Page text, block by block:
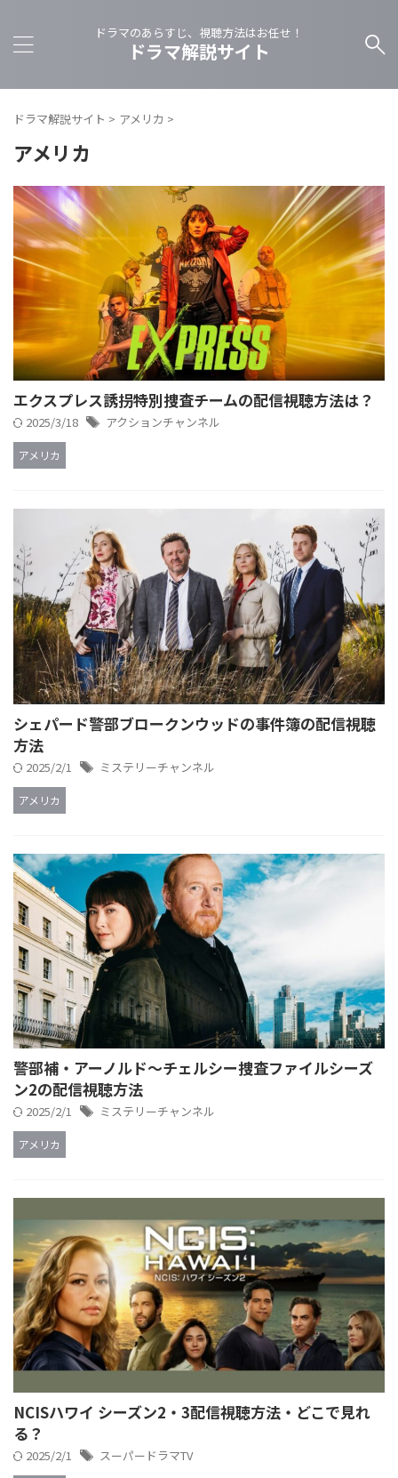
ドラマのあらすじ、視聴方法はお任せ！
ドラマ解説サイト
ドラマ解説サイト > アメリカ >
アメリカ
エクスプレス誘拐特別捜査チームの配信視聴方法は？
2025/3/18 アクションチャンネル
アメリカ
シェパード警部ブロークンウッドの事件簿の配信視聴
方法
2025/2/1 ミステリーチャンネル
アメリカ
警部補・アーノルド～チェルシー捜査ファイルシーズ
ン2の配信視聴方法
2025/2/1 ミステリーチャンネル
アメリカ
NCISハワイ シーズン2・3配信視聴方法・どこで見れ
る？
2025/2/1 スーパードラマTV